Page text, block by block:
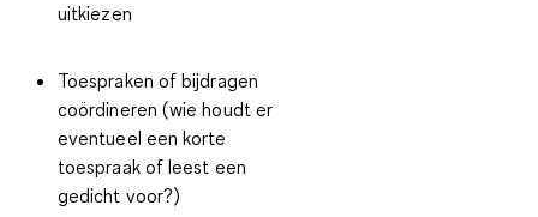
uitkiezen
Toespraken of bijdragen
coördineren (wie houdt er
eventueel een korte
toespraak of leest een
gedicht voor?)